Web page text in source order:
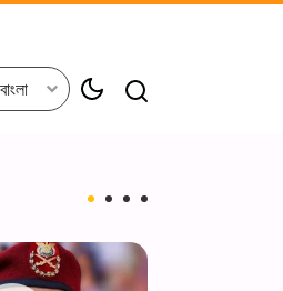
বাংলা